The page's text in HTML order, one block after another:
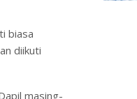
biasa
diikuti
masing-